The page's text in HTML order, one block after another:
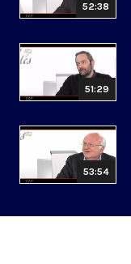
52:38
51:29
53:54